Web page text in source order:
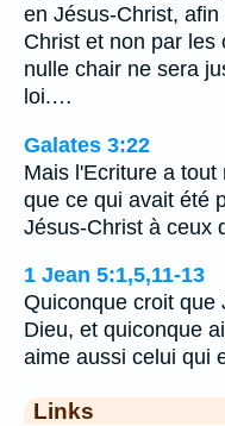
en Jésus-Christ,
Christ et non par les
nulle chair ne sera
loi.…
Galates 3:22
Mais l'Ecriture a
que ce qui avait été
Jésus-Christ à ceux
1 Jean 5:1,5,11-13
Quiconque croit que
Dieu, et quiconque
aime aussi celui qui
Links